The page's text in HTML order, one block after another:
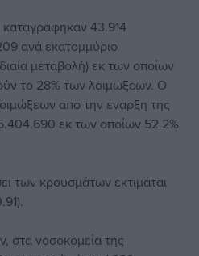
43.914
ανά εκατoμμύριο
μεταβολή) εκ των οποίων
το 28% των λοιμώξεων. Ο
από την έναρξη της
εκ των οποίων 52.2%
των κρουσμάτων εκτιμάται
στα νοσοκομεία της